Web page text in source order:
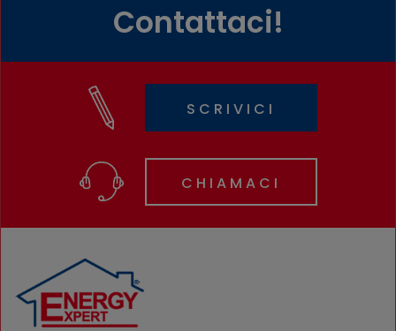
Contattaci!
SCRIVICI
CHIAMACI